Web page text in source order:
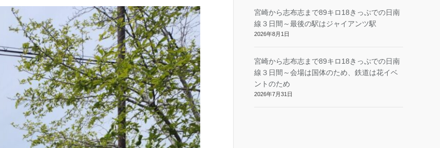
宮崎から志布志まで89キロ18きっぷでの日南
線３日間～最後の駅はジャイアンツ駅
2026年8月1日
宮崎から志布志まで89キロ18きっぷでの日南
線３日間～会場は国体のため、鉄道は花イベ
ントのため
2026年7月31日